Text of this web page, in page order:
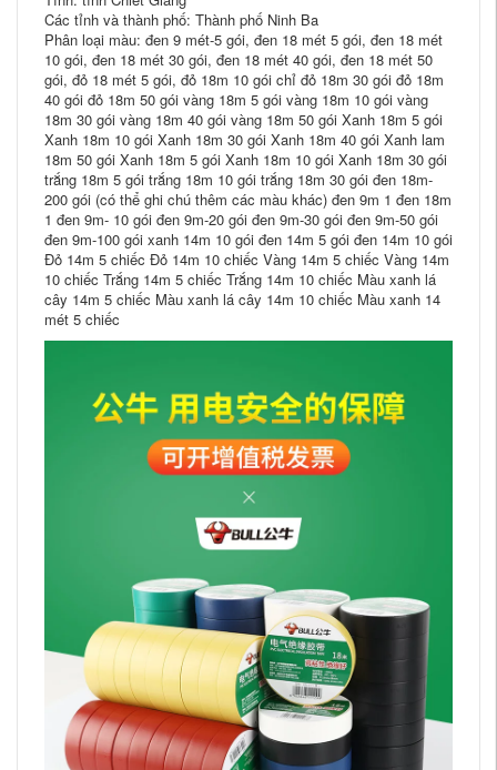
Các tỉnh và thành phố: Thành phố Ninh Ba
Phân loại màu: đen 9 mét-5 gói, đen 18 mét 5 gói, đen 18 mét
10 gói, đen 18 mét 30 gói, đen 18 mét 40 gói, đen 18 mét 50
gói, đỏ 18 mét 5 gói, đỏ 18m 10 gói chỉ đỏ 18m 30 gói đỏ 18m
40 gói đỏ 18m 50 gói vàng 18m 5 gói vàng 18m 10 gói vàng
18m 30 gói vàng 18m 40 gói vàng 18m 50 gói Xanh 18m 5 gói
Xanh 18m 10 gói Xanh 18m 30 gói Xanh 18m 40 gói Xanh lam
18m 50 gói Xanh 18m 5 gói Xanh 18m 10 gói Xanh 18m 30 gói
trắng 18m 5 gói trắng 18m 10 gói trắng 18m 30 gói đen 18m-
200 gói (có thể ghi chú thêm các màu khác) đen 9m 1 đen 18m
1 đen 9m- 10 gói đen 9m-20 gói đen 9m-30 gói đen 9m-50 gói
đen 9m-100 gói xanh 14m 10 gói đen 14m 5 gói đen 14m 10 gói
Đỏ 14m 5 chiếc Đỏ 14m 10 chiếc Vàng 14m 5 chiếc Vàng 14m
10 chiếc Trắng 14m 5 chiếc Trắng 14m 10 chiếc Màu xanh lá
cây 14m 5 chiếc Màu xanh lá cây 14m 10 chiếc Màu xanh 14
mét 5 chiếc